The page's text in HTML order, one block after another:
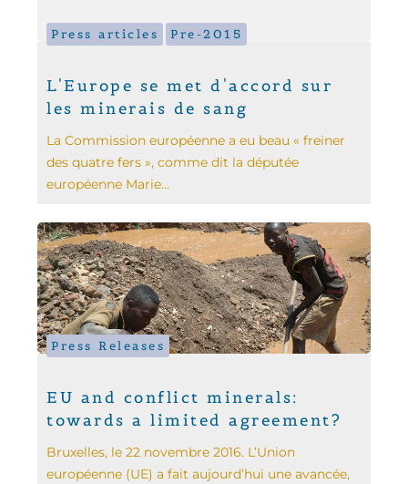
Press articles Pre-2015
L'Europe se met d'accord sur
les minerais de sang
La Commission européenne a eu beau « freiner
des quatre fers », comme dit la députée
européenne Marie...
Press Releases
EU and conflict minerals:
towards a limited agreement?
Bruxelles, le 22 novembre 2016. L’Union
européenne (UE) a fait aujourd’hui une avancée,